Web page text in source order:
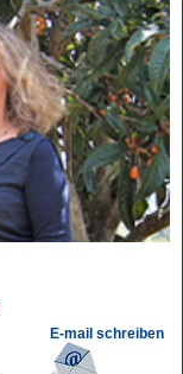
E-mail schreiben